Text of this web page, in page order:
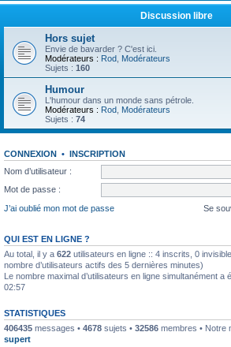
Discussion libre
Hors sujet
Envie de bavarder ? C'est ici.
Modérateurs : Rod Modérateurs
Sujets : 160
Humour
L'humour dans un monde sans pétrole.
Modérateurs : Rod Modérateurs
Sujets : 74
CONNEXION • INSCRIPTION
Nom d’utilisateur :
Mot de passe :
J’ai oublié mon mot de passe
Se
QUI EST EN LIGNE ?
Au total, il y a 622 utilisateurs en ligne :: 4 inscrits, 0
nombre d’utilisateurs actifs des 5 dernières minutes)
Le nombre maximal d’utilisateurs en ligne simultanément a
02:57
STATISTIQUES
406435 messages • 4678 sujets • 32586 membres • Notre
supert